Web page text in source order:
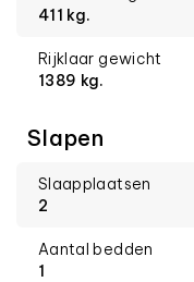
411 kg.
Rijklaar gewicht
1389 kg.
Slapen
Slaapplaatsen
2
Aantal bedden
1